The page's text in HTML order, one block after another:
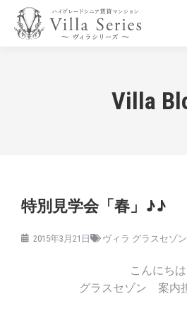
Villa
特別見学会「春」♪♪
2015年3月21日 ヴィラ グラスセゾン
こんにちは
グラスセゾン 案内